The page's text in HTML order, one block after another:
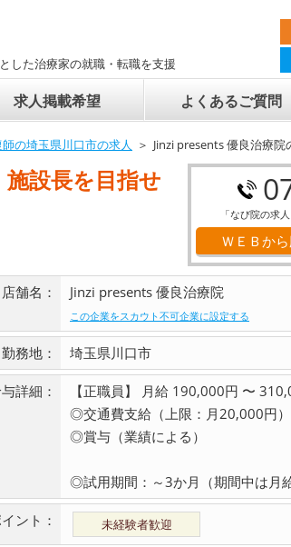
した治療家の就職・転職を支援
求人掲載希望 よくあるご質問
の埼玉県川口市の求人 Jinzi presents 優良治療院
「なび院の求
ＷＥＢか
設長を目指せ
店舗名： Jinzi presents 優良治療院
この企業をスカウト不可企業に設定する
勤務地： 埼玉県川口市
詳細：
【正職員】 月給 190,000円 〜
◎交通費支給（上限：月20,000円）
◎賞与（業績による）
◎試用期間：～3か月（期間中は月
ント： 未経験者歓迎